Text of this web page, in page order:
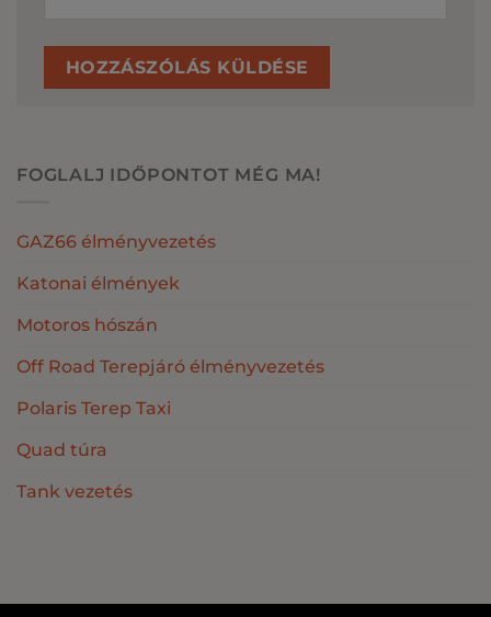
FOGLALJ IDŐPONTOT MÉG MA!
GAZ66 élményvezetés
Katonai élmények
Motoros hószán
Off Road Terepjáró élményvezetés
Polaris Terep Taxi
Quad túra
Tank vezetés